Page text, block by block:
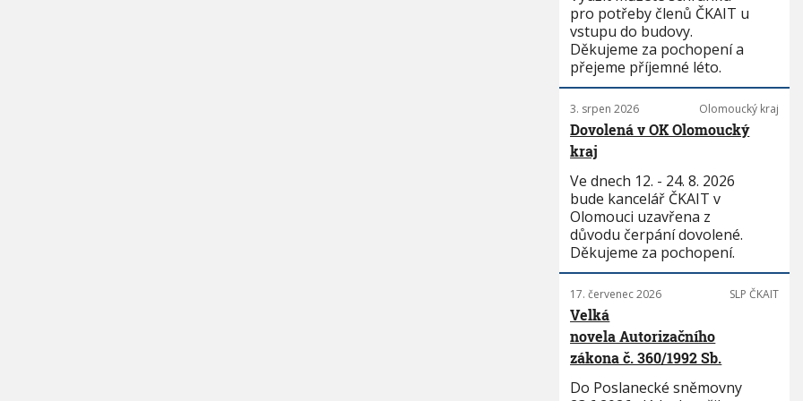
pro potřeby členů ČKAIT u
vstupu do budovy.
Děkujeme za pochopení a
přejeme příjemné léto.
3. srpen 2026 Olomoucký kraj
Dovolená v OK Olomoucký
kraj
Ve dnech 12. - 24. 8. 2026
bude kancelář ČKAIT v
Olomouci uzavřena z
důvodu čerpání dovolené.
Děkujeme za pochopení.
17. červenec 2026 SLP ČKAIT
Velká
novela Autorizačního
zákona č. 360/1992 Sb.
Do Poslanecké sněmovny